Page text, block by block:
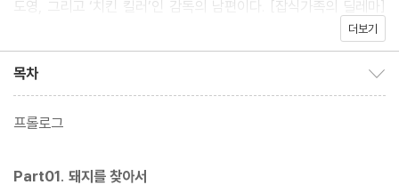
도영, 그리고 ‘치킨 킬러’인 감독의 남편이다. [잡식가족의 딜레마]
는 ‘고기가 고기가 되기 전 생명이었을 때의 모습’, ‘공장식 축산의 참
디에서 온 것인지, 그리고 무엇을 먹을 것인지에 대한 화두를 던지며
큰 화제를 불러 모은 바 있다. 그리고 영화가 상영된 지 3년, 돼지가
에 빠트린 잡식가족이 이번에는 밀도 높은 한 권의 책으로 독자들을
더보기
목차
프롤로그
Part01. 돼지를 찾아서